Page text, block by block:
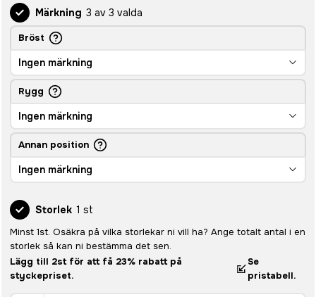
Märkning 3 av 3 valda
Bröst
Ingen märkning
Rygg
Ingen märkning
Annan position
Ingen märkning
Storlek 1 st
Minst 1st. Osäkra på vilka storlekar ni vill ha? Ange totalt antal i en
storlek så kan ni bestämma det sen.
Lägg till 2st för att få 23% rabatt på
styckepriset.
Se
pristabell.